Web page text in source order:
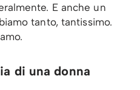
E anche un
tanto, tantissimo.
di una donna